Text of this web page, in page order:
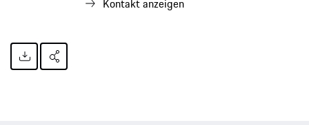
Kontakt anzeigen